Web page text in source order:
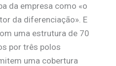
da empresa como «o
da diferenciação». E
uma estrutura de 70
por três polos
uma cobertura